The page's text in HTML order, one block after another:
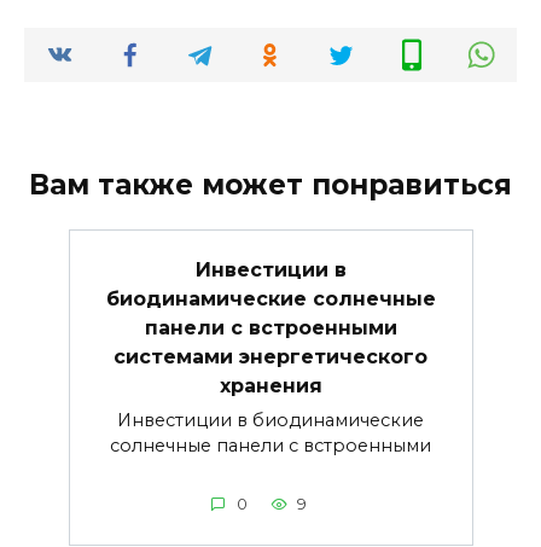
Вам также может понравиться
Инвестиции в
биодинамические солнечные
панели с встроенными
системами энергетического
хранения
Инвестиции в биодинамические
солнечные панели с встроенными
0 9